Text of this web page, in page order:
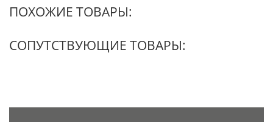
ПОХОЖИЕ ТОВАРЫ:
СОПУТСТВУЮЩИЕ ТОВАРЫ: